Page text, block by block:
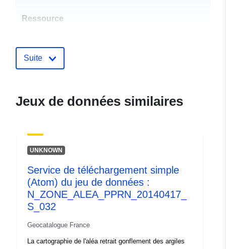
Ressource
Identificateurs:
7300ad7b-70ed-41e8-8f6a-
4b11-8c7c-8d107a5ca26e
Type:
Ressource:
http://inspire.ec.europa.eu/
Suite
Jeux de données similaires
UNKNOWN
Service de téléchargement simple
(Atom) du jeu de données :
N_ZONE_ALEA_PPRN_20140417_
S_032
Geocatalogue France
La cartographie de l'aléa retrait gonflement des argiles